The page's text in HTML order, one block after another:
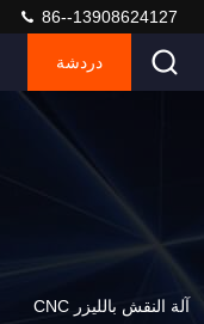
86--13908624127
دردشة
آلة النقش بالليزر CNC